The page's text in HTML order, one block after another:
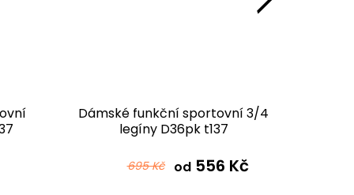
Dámské funkční sportovní 3/4
legíny D36pk t137
695 Kč od556 Kč